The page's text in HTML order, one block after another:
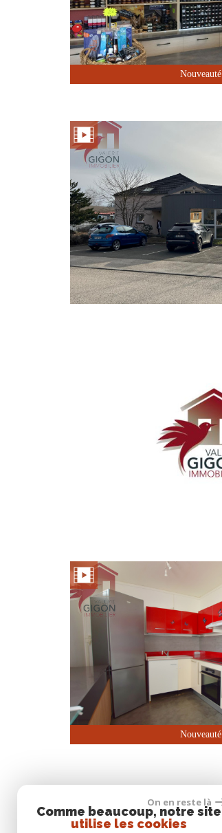
Nouveauté
Nouveauté
On en reste là
Comme beaucoup, notre site
utilise les cookies